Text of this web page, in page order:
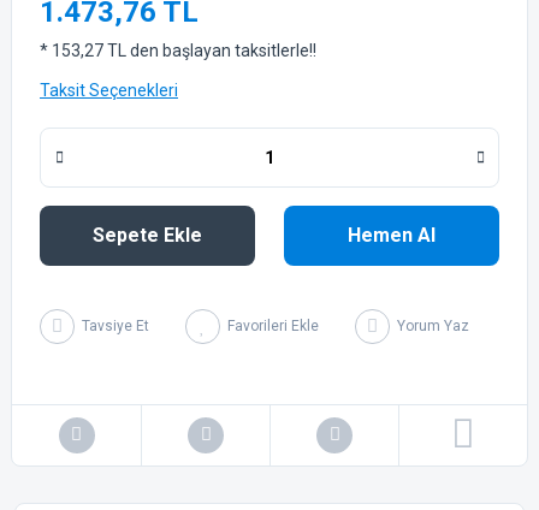
1.473,76 TL
* 153,27 TL den başlayan taksitlerle!!
Taksit Seçenekleri
Sepete Ekle Hemen Al
Tavsiye Et Yorum Yaz